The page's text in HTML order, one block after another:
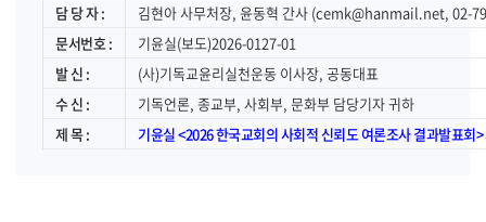
담 당 자 :
김현아 사무처장, 윤동혁 간사 (cemk@hanmail.net, 02-
문서번호 :
기윤실(보도)2026-0127-01
발 신 :
(사)기독교윤리실천운동 이사장, 공동대표
수 신 :
기독언론, 종교부, 사회부, 문화부 담당기자 귀하
제 목 :
기윤실 <2026 한국교회의 사회적 신뢰도 여론조사 결과발표회